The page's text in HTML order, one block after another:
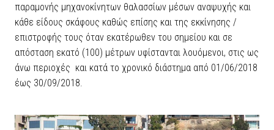
παραμονής μηχανοκίνητων θαλασσίων μέσων αναψυχής και
κάθε είδους σκάφους καθώς επίσης και της εκκίνησης /
επιστροφής τους όταν εκατέρωθεν του σημείου και σε
απόσταση εκατό (100) μέτρων υφίστανται λουόμενοι, στις ως
άνω περιοχές και κατά το χρονικό διάστημα από 01/06/2018
έως 30/09/2018.